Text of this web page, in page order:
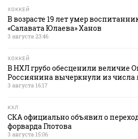
ХОККЕЙ
В возрасте 19 лет умер
«Салавата Юлаева» Ханов
3 августа 23:46
ХОККЕЙ
В НХЛ грубо обесценили величие
Россиянина вычеркнули из
3 августа 16:17
КХЛ
СКА официально объявил о
форварда Глотова
3 августа 15:06